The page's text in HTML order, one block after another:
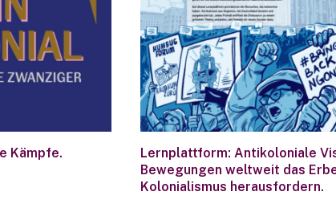
Kämpfe.
Lernplattform: Antikoloniale
Bewegungen weltweit das
Kolonialismus herausfordern.